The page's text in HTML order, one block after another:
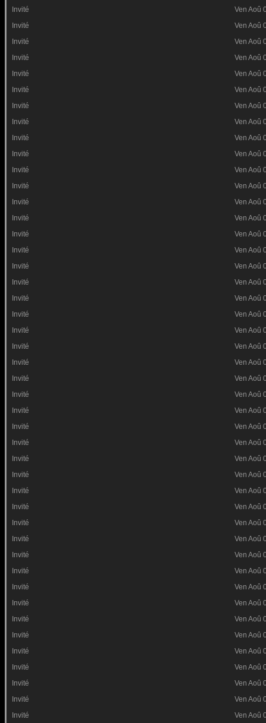
Invité
Ven Aoû
Invité
Ven Aoû
Invité
Ven Aoû
Invité
Ven Aoû
Invité
Ven Aoû
Invité
Ven Aoû
Invité
Ven Aoû
Invité
Ven Aoû
Invité
Ven Aoû
Invité
Ven Aoû
Invité
Ven Aoû
Invité
Ven Aoû
Invité
Ven Aoû
Invité
Ven Aoû
Invité
Ven Aoû
Invité
Ven Aoû
Invité
Ven Aoû
Invité
Ven Aoû
Invité
Ven Aoû
Invité
Ven Aoû
Invité
Ven Aoû
Invité
Ven Aoû
Invité
Ven Aoû
Invité
Ven Aoû
Invité
Ven Aoû
Invité
Ven Aoû
Invité
Ven Aoû
Invité
Ven Aoû
Invité
Ven Aoû
Invité
Ven Aoû
Invité
Ven Aoû
Invité
Ven Aoû
Invité
Ven Aoû
Invité
Ven Aoû
Invité
Ven Aoû
Invité
Ven Aoû
Invité
Ven Aoû
Invité
Ven Aoû
Invité
Ven Aoû
Invité
Ven Aoû
Invité
Ven Aoû
Invité
Ven Aoû
Invité
Ven Aoû
Invité
Ven Aoû
Invité
Ven Aoû